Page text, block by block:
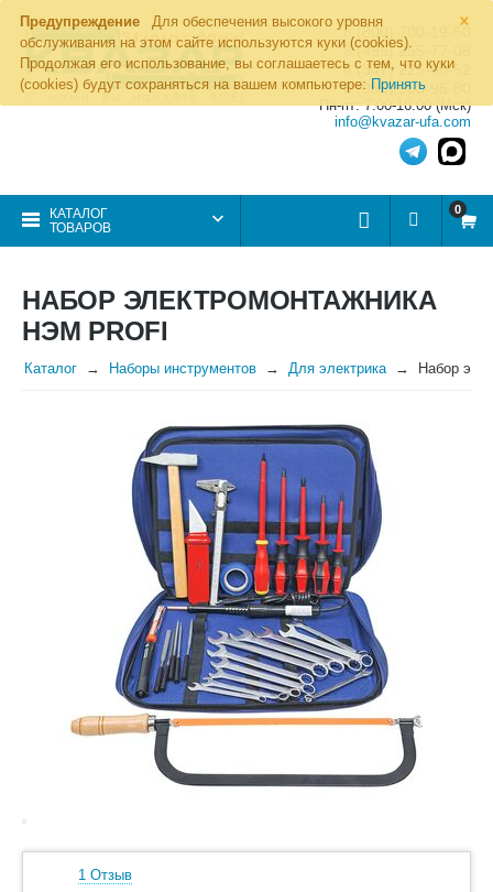
×
Предупреждение
Для обеспечения высокого уровня
обслуживания на этом сайте используются куки (cookies).
Продолжая его использование, вы соглашаетесь с тем, что куки
(cookies) будут сохраняться на вашем компьютере: Принять
8 (800) 700-19-50
8 (495) 255-77-08
8 (347) 225-00-52
8 (986) 963-95-80
Пн-пт: 7.00-16.00 (Мск)
info@kvazar-ufa.com
КАТАЛОГ
ТОВАРОВ
0
НАБОР ЭЛЕКТРОМОНТАЖНИКА
НЭМ PROFI
Каталог Наборы инструментов Для электрика Набор
1 Отзыв